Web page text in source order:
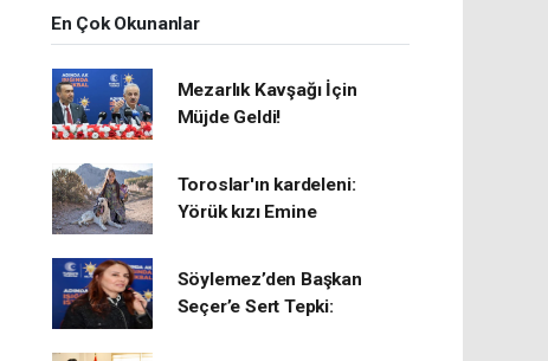
En Çok Okunanlar
Mezarlık Kavşağı İçin
Müjde Geldi!
Toroslar'ın kardeleni:
Yörük kızı Emine
Söylemez’den Başkan
Seçer’e Sert Tepki: